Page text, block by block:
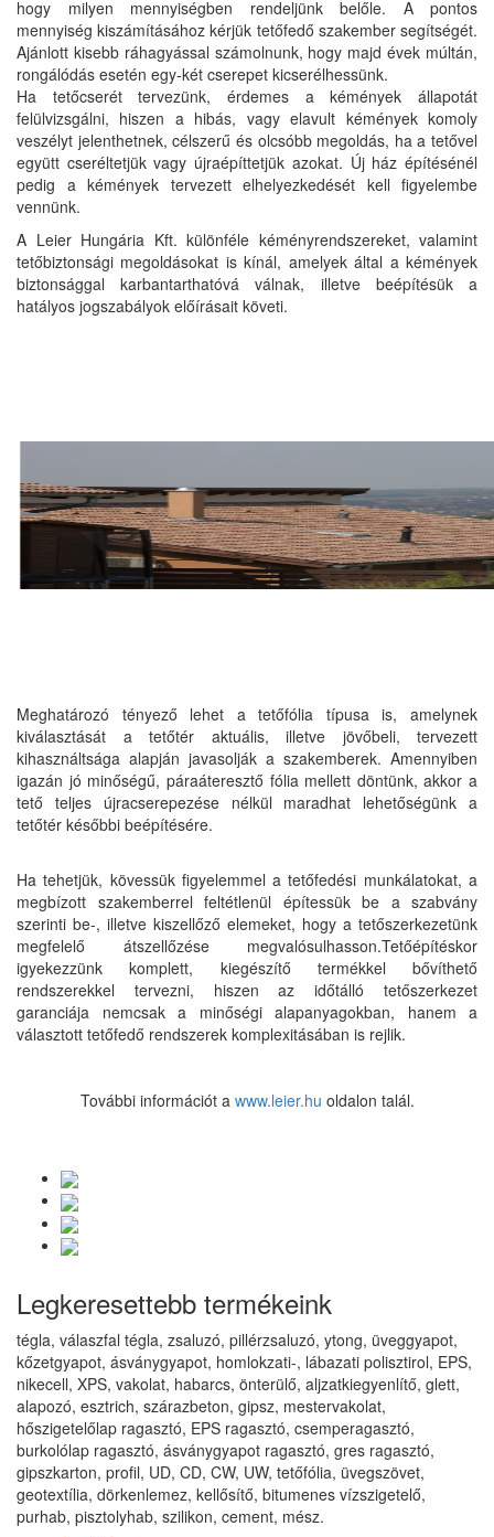
hogy milyen mennyiségben rendeljünk belőle. A pontos
mennyiség kiszámításához kérjük tetőfedő szakember segítségét.
Ajánlott kisebb ráhagyással számolnunk, hogy majd évek múltán,
rongálódás esetén egy-két cserepet kicserélhessünk.
Ha tetőcserét tervezünk, érdemes a kémények állapotát
felülvizsgálni, hiszen a hibás, vagy elavult kémények komoly
veszélyt jelenthetnek, célszerű és olcsóbb megoldás, ha a tetővel
együtt cseréltetjük vagy újraépíttetjük azokat. Új ház építésénél
pedig a kémények tervezett elhelyezkedését kell figyelembe
vennünk.
A Leier Hungária Kft. különféle kéményrendszereket, valamint
tetőbiztonsági megoldásokat is kínál, amelyek által a kémények
biztonsággal karbantarthatóvá válnak, illetve beépítésük a
hatályos jogszabályok előírásait követi.
Meghatározó tényező lehet a tetőfólia típusa is, amelynek
kiválasztását a tetőtér aktuális, illetve jövőbeli, tervezett
kihasználtsága alapján javasolják a szakemberek. Amennyiben
igazán jó minőségű, páraáteresztő fólia mellett döntünk, akkor a
tető teljes újracserepezése nélkül maradhat lehetőségünk a
tetőtér későbbi beépítésére.
Ha tehetjük, kövessük figyelemmel a tetőfedési munkálatokat, a
megbízott szakemberrel feltétlenül építessük be a szabvány
szerinti be-, illetve kiszellőző elemeket, hogy a tetőszerkezetünk
megfelelő átszellőzése megvalósulhasson.Tetőépítéskor
igyekezzünk komplett, kiegészítő termékkel bővíthető
rendszerekkel tervezni, hiszen az időtálló tetőszerkezet
garanciája nemcsak a minőségi alapanyagokban, hanem a
választott tetőfedő rendszerek komplexitásában is rejlik.
További információt a www.leier.hu oldalon talál.
Legkeresettebb termékeink
tégla, válaszfal tégla, zsaluzó, pillérzsaluzó, ytong, üveggyapot,
kőzetgyapot, ásványgyapot, homlokzati-, lábazati polisztirol, EPS,
nikecell, XPS, vakolat, habarcs, önterülő, aljzatkiegyenlítő, glett,
alapozó, esztrich, szárazbeton, gipsz, mestervakolat,
hőszigetelőlap ragasztó, EPS ragasztó, csemperagasztó,
burkolólap ragasztó, ásványgyapot ragasztó, gres ragasztó,
gipszkarton, profil, UD, CD, CW, UW, tetőfólia, üvegszövet,
geotextília, dörkenlemez, kellősítő, bitumenes vízszigetelő,
purhab, pisztolyhab, szilikon, cement, mész.